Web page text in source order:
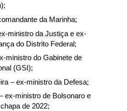
da Marinha;
ministro da Justiça e ex-
do Distrito Federal;
ministro do Gabinete de
(GSI);
– ex-ministro da Defesa;
ex-ministro de Bolsonaro e
de 2022;